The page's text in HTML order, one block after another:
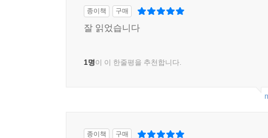
종이책 구매
잘 읽었습니다
1명이 이 한줄평을 추천합니다.
종이책 구매